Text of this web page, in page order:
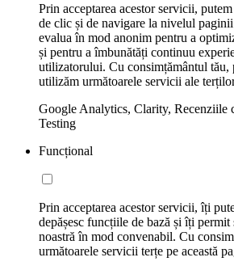
Prin acceptarea acestor servicii,
de clic și de navigare la nivelul
evalua în mod anonim pentru a
și pentru a îmbunătăți continuu
utilizatorului. Cu consimțământul tău,
utilizăm următoarele servicii ale
Google Analytics, Clarity,
Testing
Funcțional
Prin acceptarea acestor servicii, îți
depășesc funcțiile de bază și îți permit
noastră în mod convenabil. Cu
următoarele servicii terțe pe această